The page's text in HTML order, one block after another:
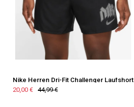
Nike Herren Dri-Fit Challenger Laufshort
20,00 €
44,99 €